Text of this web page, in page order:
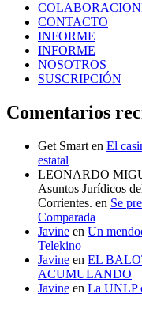
CONTACTO
INFORME
INFORME
NOSOTROS
SUSCRIPCIÓN
Comentarios
Get Smart en El
estatal
LEONARDO
Asuntos Jurídicos
Corrientes. en Se
Comparada
Javine en Un
Telekino
Javine en EL
ACUMULANDO
Javine en La UNLP